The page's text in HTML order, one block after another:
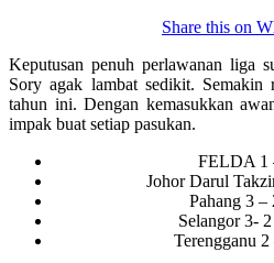
Share this on
Keputusan penuh perlawanan liga
Sory agak lambat sedikit. Semakin
tahun ini. Dengan kemasukkan
impak buat setiap pasukan.
FELDA 1
Johor Darul
Pahang 3
Selangor 3-
Terengganu